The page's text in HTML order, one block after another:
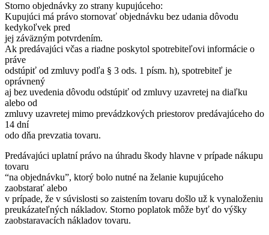
Storno objednávky zo strany kupujúceho:
Kupujúci má právo stornovať objednávku bez udania dôvodu
kedykoľvek pred
jej záväzným potvrdením.
Ak predávajúci včas a riadne poskytol spotrebiteľovi informácie o
práve
odstúpiť od zmluvy podľa § 3 ods. 1 písm. h), spotrebiteľ je
oprávnený
aj bez uvedenia dôvodu odstúpiť od zmluvy uzavretej na diaľku
alebo od
zmluvy uzavretej mimo prevádzkových priestorov predávajúceho do
14 dní
odo dňa prevzatia tovaru.
Predávajúci uplatní právo na úhradu škody hlavne v prípade nákupu
tovaru
“na objednávku”, ktorý bolo nutné na želanie kupujúceho
zaobstarať alebo
v prípade, že v súvislosti so zaistením tovaru došlo už k vynaloženiu
preukázateľných nákladov. Storno poplatok môže byť do výšky
zaobstaravacích nákladov tovaru.